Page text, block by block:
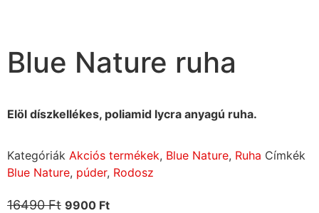
Blue Nature ruha
Elöl díszkellékes, poliamid lycra anyagú ruha.
Kategóriák Akciós termékek, Blue Nature, Ruha Címkék
Blue Nature, púder, Rodosz
16490Ft 9900 Ft